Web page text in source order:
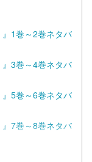
』1巻～2巻ネタバ
』3巻～4巻ネタバ
』5巻～6巻ネタバ
』7巻～8巻ネタバ